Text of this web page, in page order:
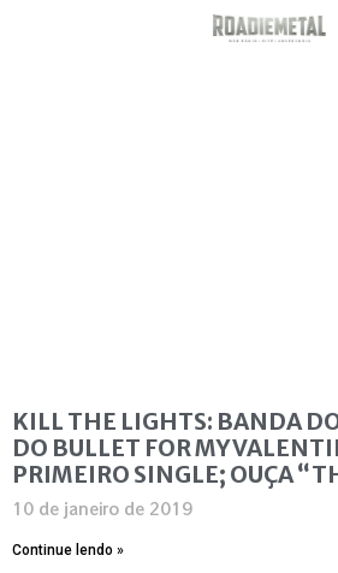
KILL THE LIGHTS: BANDA
DO BULLET FOR MY
PRIMEIRO SINGLE; OUÇA
10 de janeiro de 2019
Continue lendo »